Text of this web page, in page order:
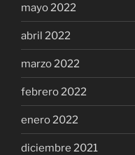
mayo 2022
abril 2022
marzo 2022
febrero 2022
enero 2022
diciembre 2021